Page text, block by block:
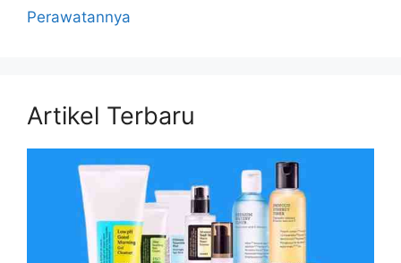
Perawatannya
Artikel Terbaru